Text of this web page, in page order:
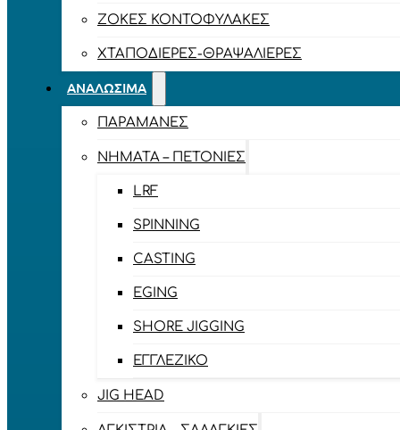
ΖΌΚΕΣ ΚΟΝΤΟΦΎΛΑΚΕΣ
ΧΤΑΠΟΔΙΈΡΕΣ-ΘΡΑΨΑΛΙΈΡΕΣ
ΑΝΑΛΏΣΙΜΑ
ΠΑΡΑΜΆΝΕΣ
ΝΉΜΑΤΑ – ΠΕΤΟΝΙΈΣ
LRF
SPINNING
CASTING
EGING
SHORE JIGGING
ΕΓΓΛΈΖΙΚΟ
JIG HEAD